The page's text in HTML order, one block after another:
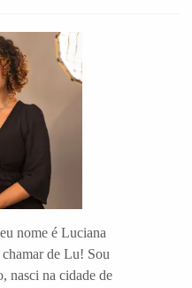
nome é Luciana
de Lu! Sou
nasci na cidade de